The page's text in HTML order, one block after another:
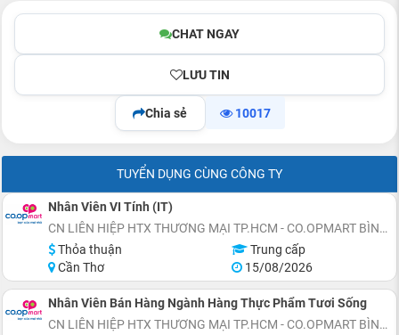
CHAT NGAY
LƯU TIN
Chia sẻ 10017
TUYỂN DỤNG CÙNG CÔNG TY
Nhân Viên VI Tính (IT)
CN LIÊN HIỆP HTX THƯƠNG MẠI TP.HCM - CO.OPMART BÌNH THỦY
Thỏa thuận
Trung cấp
Cần Thơ
15/08/2026
Nhân Viên Bán Hàng Ngành Hàng Thực Phẩm Tươi Sống
CN LIÊN HIỆP HTX THƯƠNG MẠI TP.HCM - CO.OPMART BÌNH THỦY